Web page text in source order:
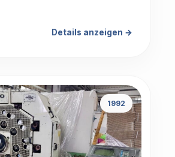
Details anzeigen →
1992